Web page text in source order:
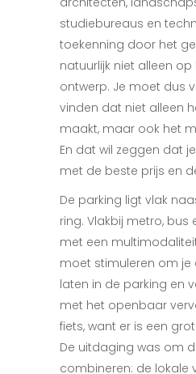
studiebureaus en
toekenning door het
natuurlijk niet alleen
ontwerp. Je moet dus
vinden dat niet alleen
maakt, maar ook het
En dat wil zeggen dat
met de beste prijs en
De parking ligt vlak
ring. Vlakbij metro, bus
met een
moet stimuleren om
laten in de parking en
met het openbaar
fiets, want er is een
De uitdaging was om
combineren: de lokale